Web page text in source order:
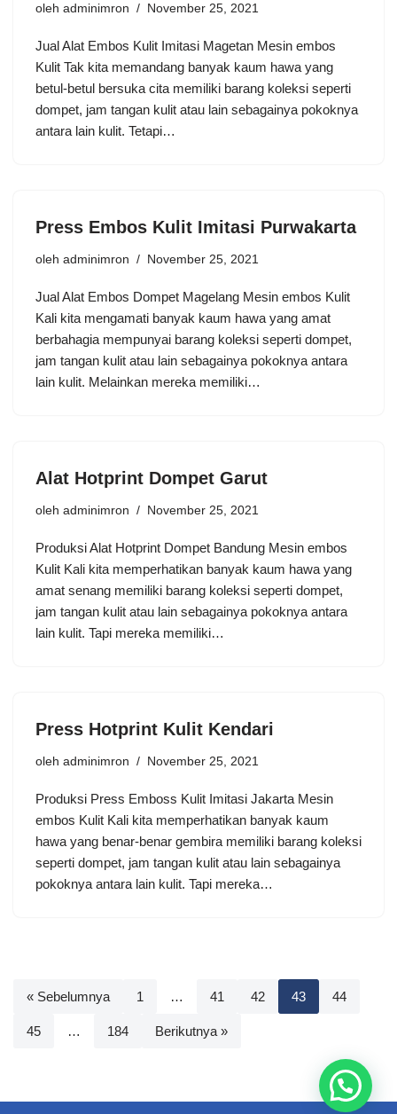
oleh adminimron November 25, 2021
Jual Alat Embos Kulit Imitasi Magetan Mesin embos
Kulit Tak kita memandang banyak kaum hawa yang
betul-betul bersuka cita memiliki barang koleksi seperti
dompet, jam tangan kulit atau lain sebagainya pokoknya
antara lain kulit. Tetapi…
Press Embos Kulit Imitasi Purwakarta
oleh adminimron November 25, 2021
Jual Alat Embos Dompet Magelang Mesin embos Kulit
Kali kita mengamati banyak kaum hawa yang amat
berbahagia mempunyai barang koleksi seperti dompet,
jam tangan kulit atau lain sebagainya pokoknya antara
lain kulit. Melainkan mereka memiliki…
Alat Hotprint Dompet Garut
oleh adminimron November 25, 2021
Produksi Alat Hotprint Dompet Bandung Mesin embos
Kulit Kali kita memperhatikan banyak kaum hawa yang
amat senang memiliki barang koleksi seperti dompet,
jam tangan kulit atau lain sebagainya pokoknya antara
lain kulit. Tapi mereka memiliki…
Press Hotprint Kulit Kendari
oleh adminimron November 25, 2021
Produksi Press Emboss Kulit Imitasi Jakarta Mesin
embos Kulit Kali kita memperhatikan banyak kaum
hawa yang benar-benar gembira memiliki barang koleksi
seperti dompet, jam tangan kulit atau lain sebagainya
pokoknya antara lain kulit. Tapi mereka…
« Sebelumnya 1 … 41 42 43 44
45 … 184 Berikutnya »